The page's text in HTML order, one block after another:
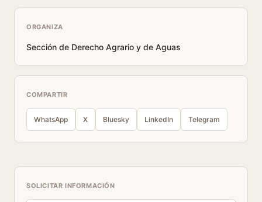
ORGANIZA
Sección de Derecho Agrario y de Aguas
COMPARTIR
WhatsApp X Bluesky LinkedIn Telegram
SOLICITAR INFORMACIÓN